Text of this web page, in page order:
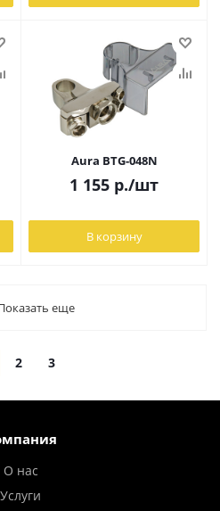
Aura BTG-048N
1 155 р./шт
В корзину
еще
2 3
О нас
Услуги